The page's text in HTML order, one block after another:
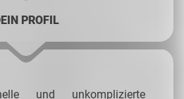
PROFIL
und unkomplizierte